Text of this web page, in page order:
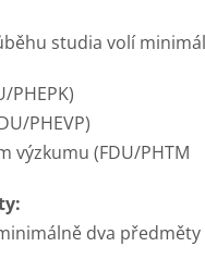
studia volí
PHEPK)
PHEVP)
výzkumu (FDU/PHTM
dva